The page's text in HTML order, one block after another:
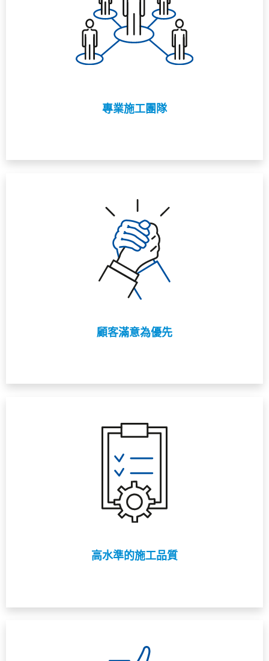
專業施工團隊
顧客滿意為優先
高水準的施工品質